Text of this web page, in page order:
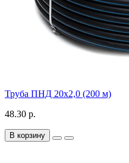
Труба ПНД 20х2,0 (200 м)
48.30 р.
В корзину